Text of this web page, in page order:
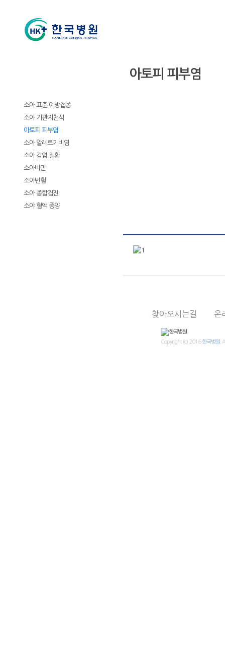
소아 표준 예방접종
소아 기관지천식
아토피 피부염
소아 알레르기비염
소아 감염 질환
소아비만
소아빈혈
소아 종합검진
소야 혈액 종양
아토피 피부염
찾아오시는길 온
Copyright (c) 2016한국병원.